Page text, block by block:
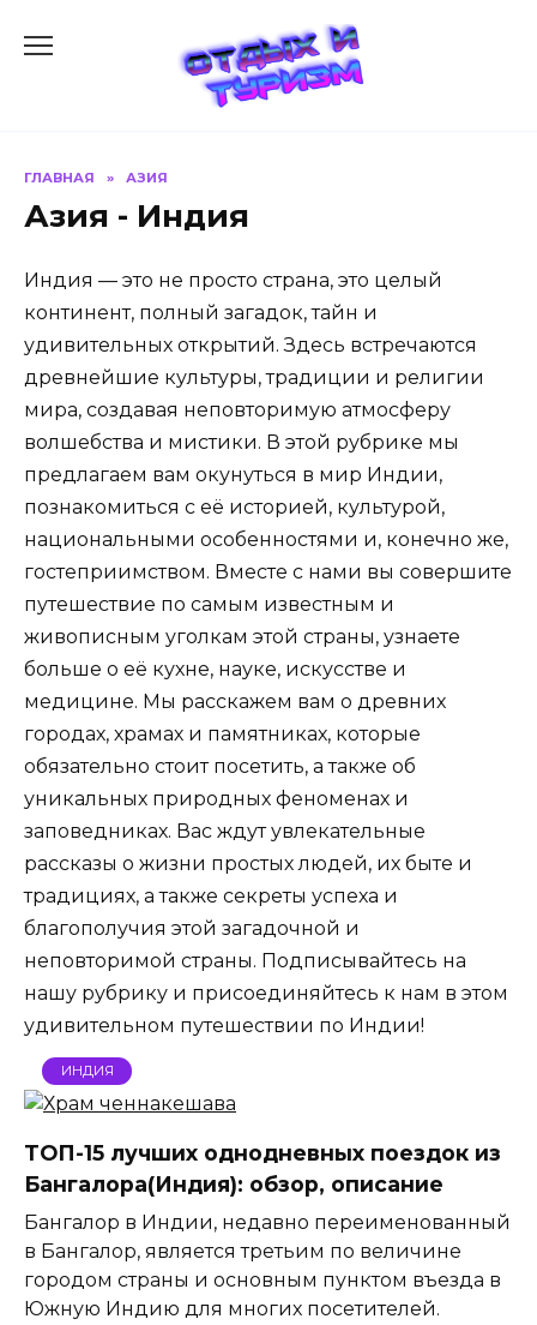
ГЛАВНАЯ » АЗИЯ
Азия - Индия
Индия — это не просто страна, это целый
континент, полный загадок, тайн и
удивительных открытий. Здесь встречаются
древнейшие культуры, традиции и религии
мира, создавая неповторимую атмосферу
волшебства и мистики. В этой рубрике мы
предлагаем вам окунуться в мир Индии,
познакомиться с её историей, культурой,
национальными особенностями и, конечно же,
гостеприимством. Вместе с нами вы совершите
путешествие по самым известным и
живописным уголкам этой страны, узнаете
больше о её кухне, науке, искусстве и
медицине. Мы расскажем вам о древних
городах, храмах и памятниках, которые
обязательно стоит посетить, а также об
уникальных природных феноменах и
заповедниках. Вас ждут увлекательные
рассказы о жизни простых людей, их быте и
традициях, а также секреты успеха и
благополучия этой загадочной и
неповторимой страны. Подписывайтесь на
нашу рубрику и присоединяйтесь к нам в этом
удивительном путешествии по Индии!
ИНДИЯ
ТОП-15 лучших однодневных поездок из
Бангалора(Индия): обзор, описание
Бангалор в Индии, недавно переименованный
в Бангалор, является третьим по величине
городом страны и основным пунктом въезда в
Южную Индию для многих посетителей.